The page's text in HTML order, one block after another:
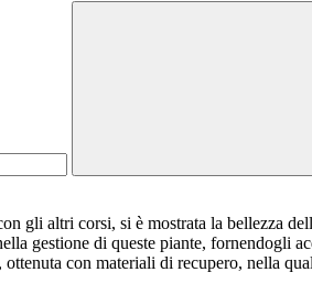
gli altri corsi, si è mostrata la bellezza
gestione di queste piante, fornendogli
con materiali di recupero, nella